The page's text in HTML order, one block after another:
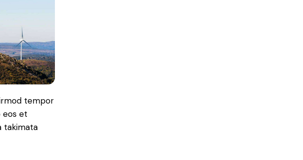
tempor
eos et
takimata